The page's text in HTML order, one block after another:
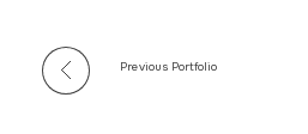
Previous Portfolio